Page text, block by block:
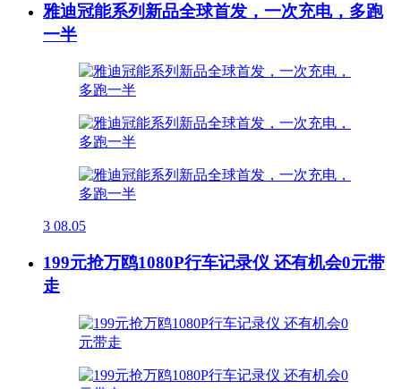
雅迪冠能系列新品全球首发，一次充电，多跑
一半
3 08.05
199元抢万鸥1080P行车记录仪 还有机会0元带
走